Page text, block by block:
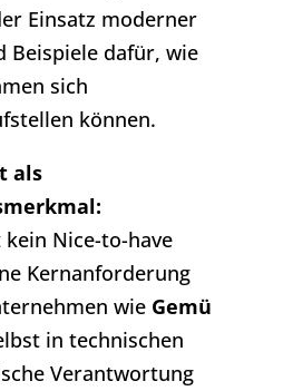
Einsatz moderner
Beispiele dafür, wie
sich
können.
als
Nice-to-have
Kernanforderung
wie Gemü
in technischen
Verantwortung